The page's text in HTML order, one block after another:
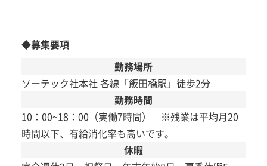
◆募集要項
勤務場所
ソーテック社本社 各線「飯田橋駅」徒歩2分
勤務時間
10：00~18：00（実働7時間） ※残業は平均月20
時間以下、有給消化率も高いです。
休暇